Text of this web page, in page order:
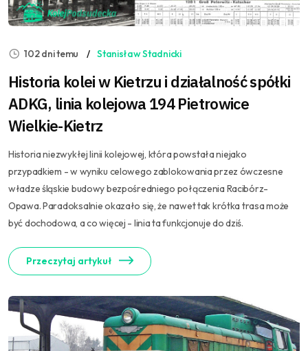
102 dni temu Stanisław Stadnicki
Historia kolei w Kietrzu i działalność spółki
ADKG, linia kolejowa 194 Pietrowice
Wielkie-Kietrz
Historia niezwykłej linii kolejowej, która powstała niejako
przypadkiem - w wyniku celowego zablokowania przez ówczesne
władze śląskie budowy bezpośredniego połączenia Racibórz-
Opawa. Paradoksalnie okazało się, że nawet tak krótka trasa może
być dochodowa, a co więcej - linia ta funkcjonuje do dziś.
Przeczytaj artykuł